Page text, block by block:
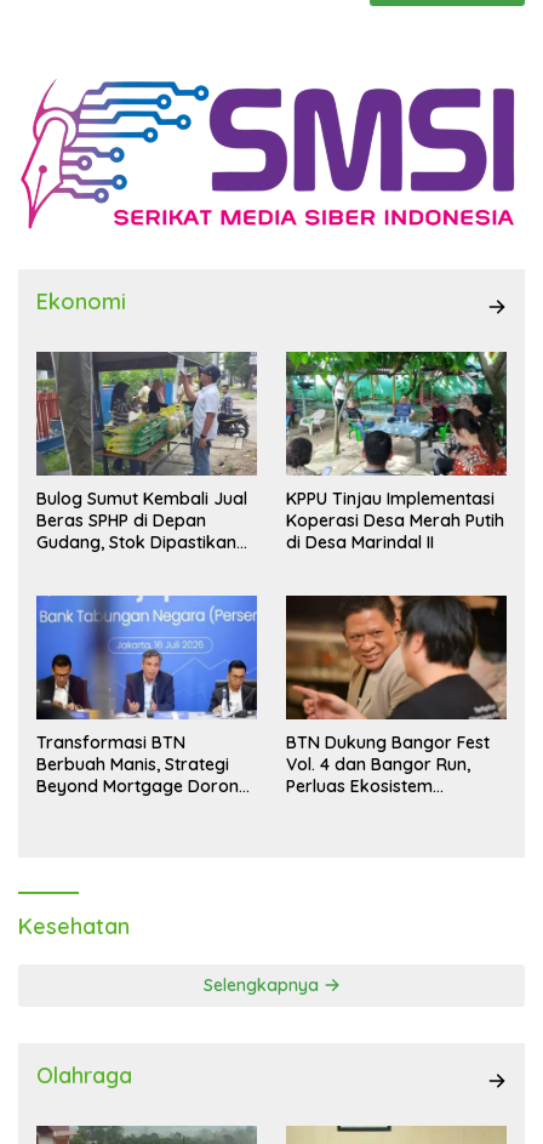
Ekonomi
Bulog Sumut Kembali Jual
Beras SPHP di Depan
Gudang, Stok Dipastikan
KPPU Tinjau Implementasi
Koperasi Desa Merah Putih
di Desa Marindal II
Transformasi BTN
Berbuah Manis, Strategi
Beyond Mortgage Dorong
BTN Dukung Bangor Fest
Vol. 4 dan Bangor Run,
Perluas Ekosistem
Kesehatan
Selengkapnya
Olahraga